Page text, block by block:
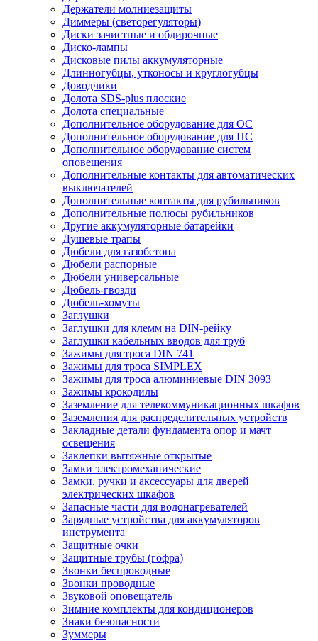
Держатели молниезащиты
Диммеры (светорегуляторы)
Диски зачистные и обдирочные
Диско-лампы
Дисковые пилы аккумуляторные
Длинногубцы, утконосы и круглогубцы
Доводчики
Долота SDS-plus плоские
Долота специальные
Дополнительное оборудование для ОС
Дополнительное оборудование для ПС
Дополнительное оборудование систем
оповещения
Дополнительные контакты для автоматических
выключателей
Дополнительные контакты для рубильников
Дополнительные полюсы рубильников
Другие аккумуляторные батарейки
Душевые трапы
Дюбели для газобетона
Дюбели распорные
Дюбели универсальные
Дюбель-гвозди
Дюбель-хомуты
Заглушки
Заглушки для клемм на DIN-рейку
Заглушки кабельных вводов для труб
Зажимы для троса DIN 741
Зажимы для троса SIMPLEX
Зажимы для троса алюминиевые DIN 3093
Зажимы крокодилы
Заземление для телекоммуникационных шкафов
Заземления для распределительных устройств
Закладные детали фундамента опор и мачт
освещения
Заклепки вытяжные открытые
Замки электромеханические
Замки, ручки и аксессуары для дверей
электрических шкафов
Запасные части для водонагревателей
Зарядные устройства для аккумуляторов
инструмента
Защитные очки
Защитные трубы (гофра)
Звонки беспроводные
Звонки проводные
Звуковой оповещатель
Зимние комплекты для кондиционеров
Знаки безопасности
Зуммеры